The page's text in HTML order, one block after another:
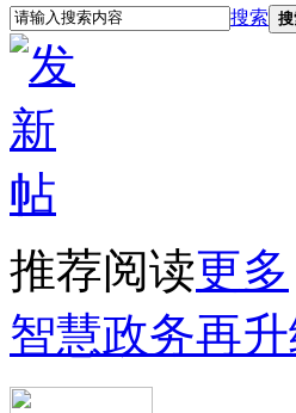
搜索
推荐阅读更多
智慧政务再